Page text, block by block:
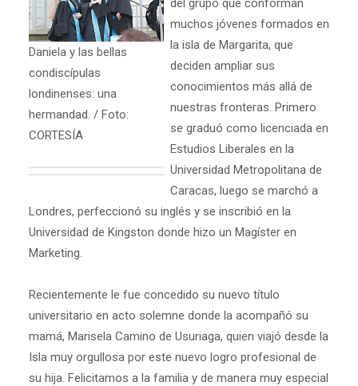
Daniela y las bellas
condiscípulas
londinenses: una
hermandad. / Foto:
CORTESÍA
del grupo que conforman
muchos jóvenes formados en
la isla de Margarita, que
deciden ampliar sus
conocimientos más allá de
nuestras fronteras. Primero
se graduó como licenciada en
Estudios Liberales en la
Universidad Metropolitana de
Caracas, luego se marchó a
Londres, perfeccionó su inglés y se inscribió en la
Universidad de Kingston donde hizo un Magíster en
Marketing.
Recientemente le fue concedido su nuevo título
universitario en acto solemne donde la acompañó su
mamá, Marisela Camino de Usuriaga, quien viajó desde la
Isla muy orgullosa por este nuevo logro profesional de
su hija. Felicitamos a la familia y de manera muy especial